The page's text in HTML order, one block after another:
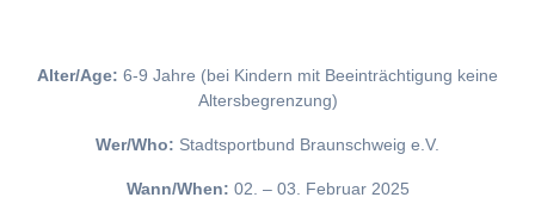
Alter/Age: 6-9 Jahre (bei Kindern mit Beeinträchtigung keine
Altersbegrenzung)
Wer/Who: Stadtsportbund Braunschweig e.V.
Wann/When: 02. – 03. Februar 2025